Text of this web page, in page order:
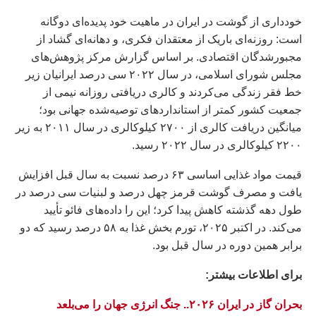
خودداری از گوشت در ایران در ماهیت خود پدیده‌ای دوگانه
است: روزنه‌ای باریک از معتقدان فکری، و دهانه‌ای گشاد از
مجبورشدگان اقتصادی. بر اساس گزارش مرکز پژوهش‌های
مجلس شورای اسلامی، در سال ۲۰۲۲ سی درصد ایرانیان زیر
خط فقر زندگی می‌کردند و کالری دریافتی روزانه نیمی از
جمعیت کشور کمتر از استانداردهای توصیه‌شده جهانی بود؛
میانگین دریافت کالری از ۲۷۰۰ کیلوکالری در سال ۲۰۱۱ به زیر
۲۲۰۰ کیلوکالری در سال ۲۰۲۲ رسید.
قیمت مواد غذایی اساسی ۶۳ درصد نسبت به سال قبل افزایش
یافت و مصرف گوشت قرمز چهل درصد و لبنیات سی درصد در
طول دهه گذشته کاهش پیدا کرد؛ این را داده‌های فائو تأیید
می‌کند. در اکتبر ۲۰۲۵، تورم بخش غذا به ۵۸ درصد رسید که دو
برابر همین دوره در سال قبل بود.
براى اطلاعات بيشتر:
بحران گاز در ایران ۲۰۲۶.. جنگ انرژی جهان را می‌بلعد